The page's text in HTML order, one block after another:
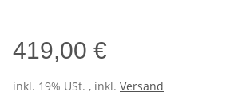
419,00 €
inkl. 19% USt. , inkl. Versand